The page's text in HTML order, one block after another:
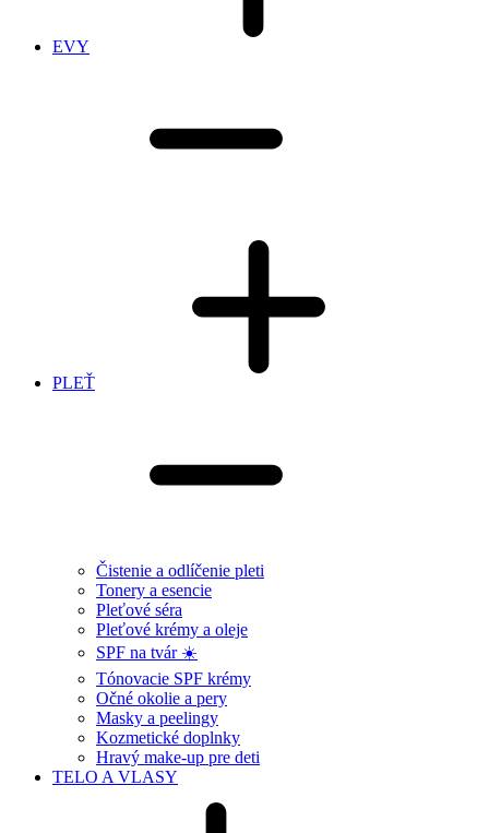
EVY
PLEŤ
Čistenie a odlíčenie pleti
Tonery a esencie
Pleťové séra
Pleťové krémy a oleje
SPF na tvár ☀️
Tónovacie SPF krémy
Očné okolie a pery
Masky a peelingy
Kozmetické doplnky
Hravý make-up pre deti
TELO A VLASY